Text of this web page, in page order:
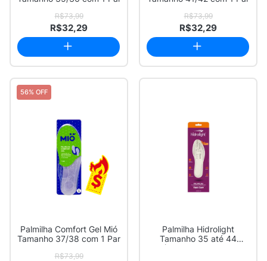
R$73,99
R$32,29
R$73,99
R$32,29
56% OFF
Palmilha Comfort Gel Mió
Tamanho 37/38 com 1 Par
R$73,99
Palmilha Hidrolight
Tamanho 35 até 44
(Recortável) 1 Par